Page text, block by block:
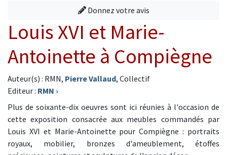
Donnez votre avis
Louis XVI et Marie-
Antoinette à Compiègne
Auteur(s) : RMN, Pierre Vallaud, Collectif
Editeur : RMN ›
Plus de soixante-dix oeuvres sont ici réunies à l'occasion de
cette exposition consacrée aux meubles commandés par
Louis XVI et Marie-Antoinette pour Compiègne : portraits
royaux, mobilier, bronzes d'ameublement, étoffes